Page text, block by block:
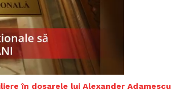
în dosarele lui Alexander Adamescu